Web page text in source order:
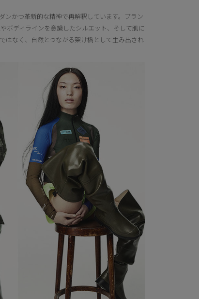
ンかつ革新的な精神で再解釈しています。ブラン
ボディラインを意識したシルエット、そして肌に
はなく、自然とつながる架け橋として生み出され